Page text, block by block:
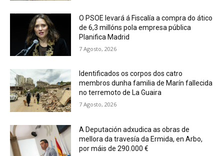
O PSOE levará á Fiscalía a compra do ático
de 6,3 millóns pola empresa pública
Planifica Madrid
7 Agosto, 2026
Identificados os corpos dos catro
membros dunha familia de Marín fallecida
no terremoto de La Guaira
7 Agosto, 2026
A Deputación adxudica as obras de
mellora da travesía da Ermida, en Arbo,
por máis de 290.000 €